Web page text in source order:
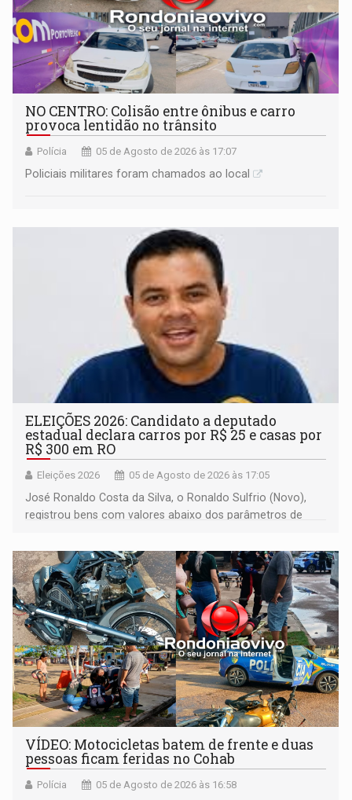
NO CENTRO: Colisão entre ônibus e carro
provoca lentidão no trânsito
Polícia 05 de Agosto de 2026 às 17:07
Policiais militares foram chamados ao local
ELEIÇÕES 2026: Candidato a deputado
estadual declara carros por R$ 25 e casas por
R$ 300 em RO
Eleições 2026 05 de Agosto de 2026 às 17:05
José Ronaldo Costa da Silva, o Ronaldo Sulfrio (Novo),
registrou bens com valores abaixo dos parâmetros de
milhões
VÍDEO: Motocicletas batem de frente e duas
pessoas ficam feridas no Cohab
Polícia 05 de Agosto de 2026 às 16:58